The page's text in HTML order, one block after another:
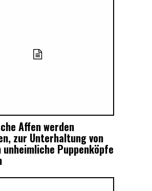
Affen werden
zur Unterhaltung von
Puppenköpfe